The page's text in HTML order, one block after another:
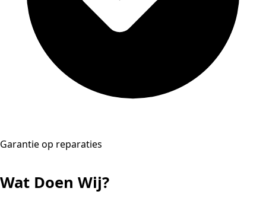
Garantie op reparaties
Wat Doen Wij?